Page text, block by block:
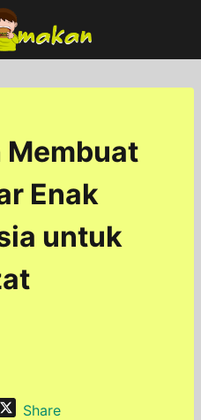
Membuat
Enak
untuk
XShare